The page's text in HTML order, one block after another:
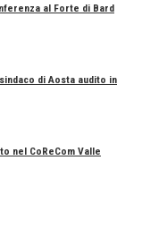
al Forte di Bard
di Aosta audito in
nel CoReCom Valle